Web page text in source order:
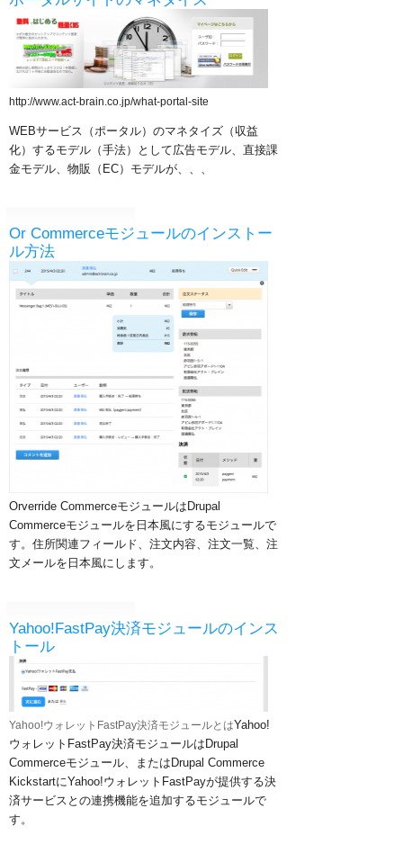
http://www.act-brain.co.jp/what-portal-site
WEBサービス（ポータル）のマネタイズ（収益
化）するモデル（手法）として広告モデル、直接課
金モデル、物販（EC）モデルが、、、
Or Commerceモジュールのインストー
ル方法
Orverride CommerceモジュールはDrupal
Commerceモジュールを日本風にするモジュールで
す。住所関連フィールド、注文内容、注文一覧、注
文メールを日本風にします。
Yahoo!FastPay決済モジュールのインス
トール
Yahoo!ウォレットFastPay決済モジュールとはYahoo!
ウォレットFastPay決済モジュールはDrupal
Commerceモジュール、またはDrupal Commerce
KickstartにYahoo!ウォレットFastPayが提供する決
済サービスとの連携機能を追加するモジュールで
す。